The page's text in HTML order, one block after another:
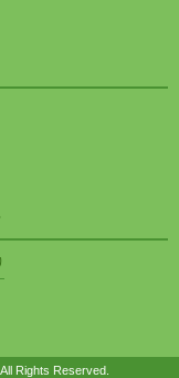
Rights Reserved.